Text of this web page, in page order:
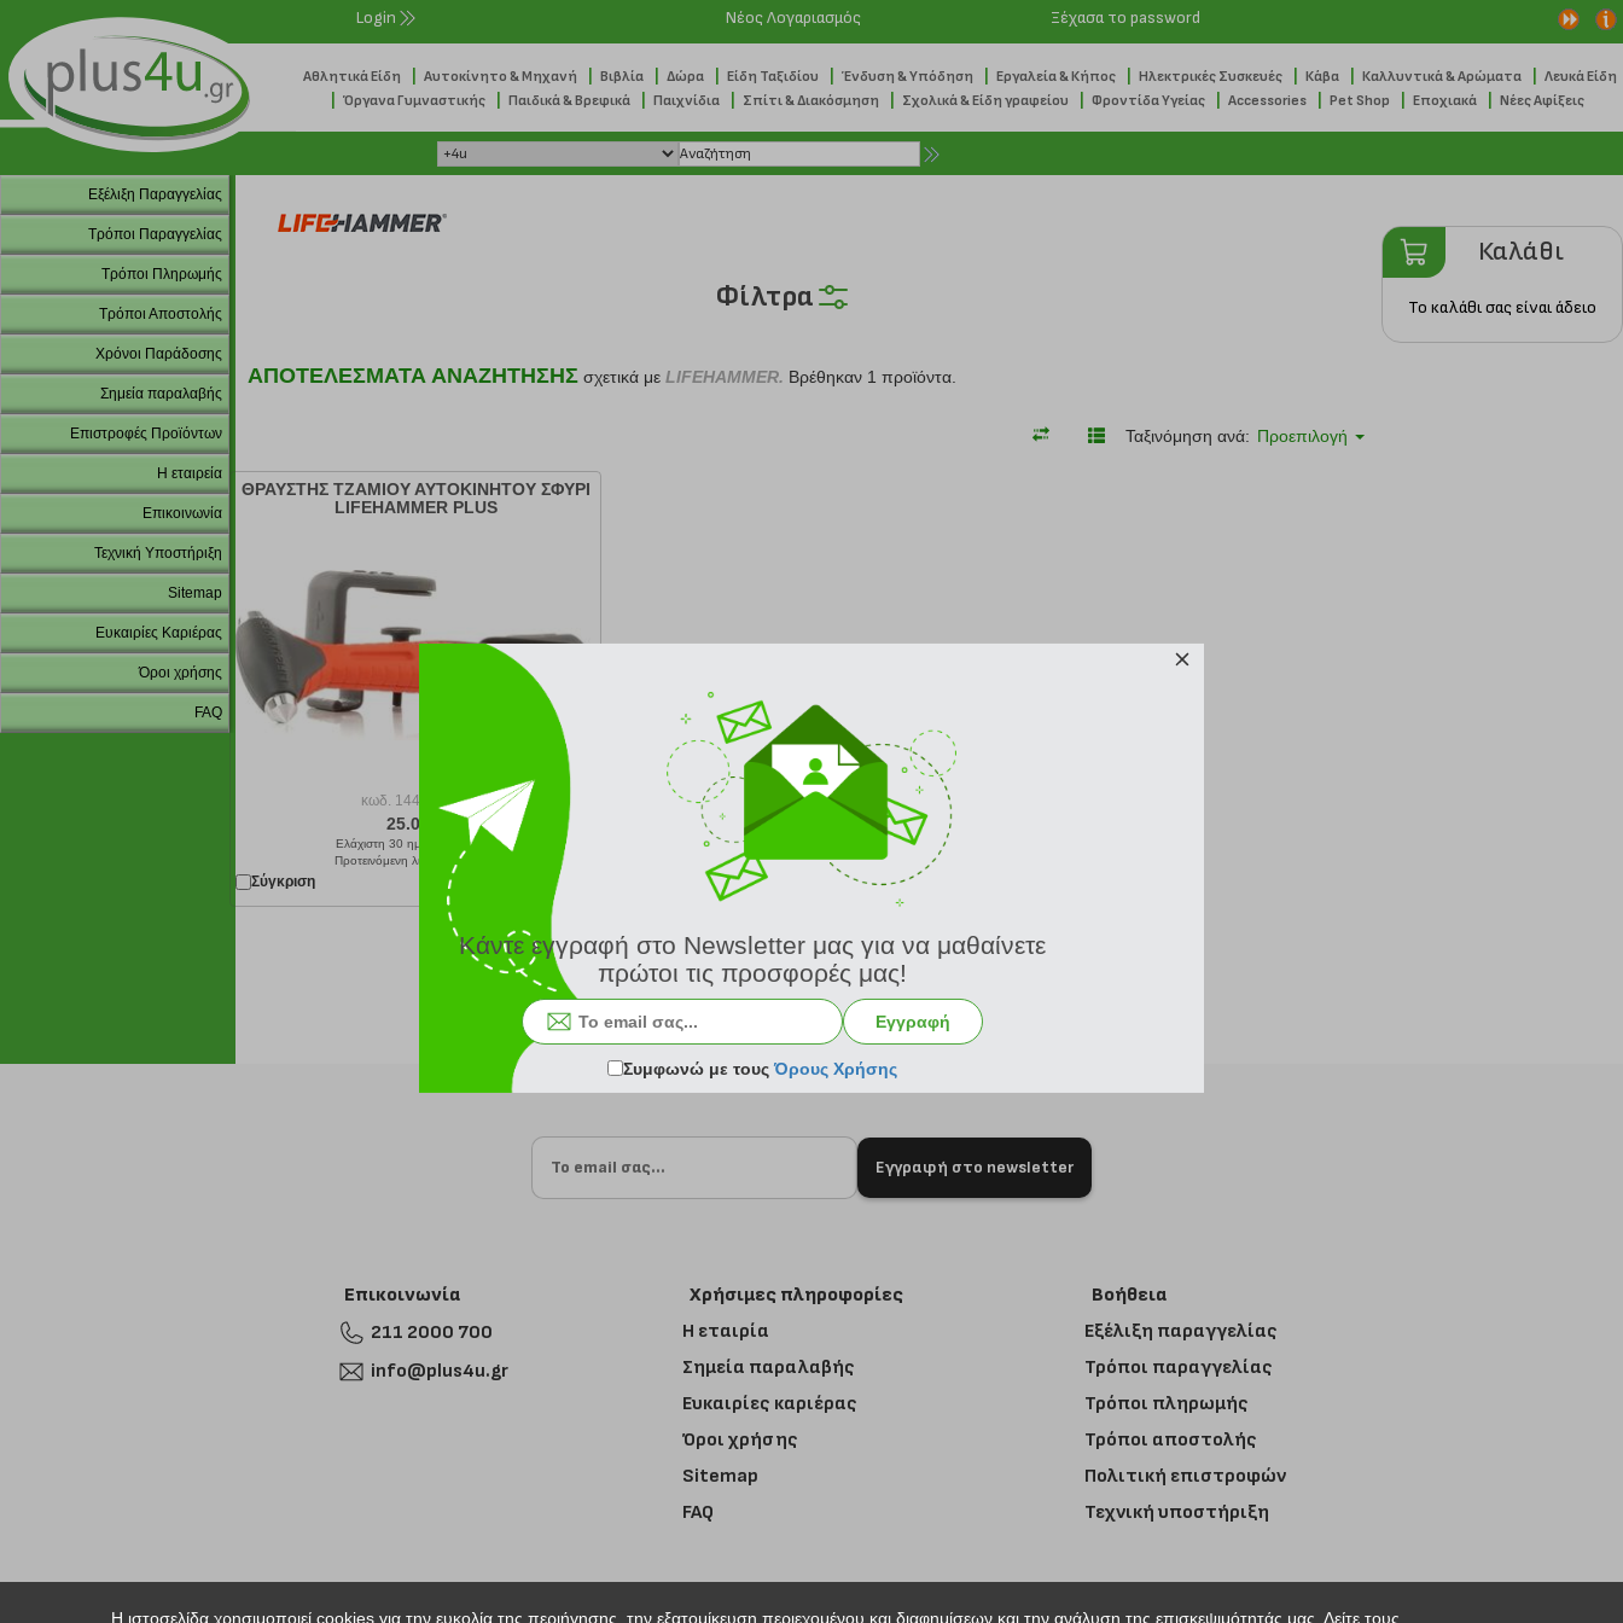
Login Νέος Λογαριασμός Ξέχασα το password
Αθλητικά Είδη Αυτοκίνητο & Μηχανή Βιβλία Δώρα Είδη Ταξιδίου Ένδυση & Υπόδηση Εργαλεία & Κήπος Ηλεκτρικές Συσκευές Κάβα Καλλυντικά & Αρώματα Λευκά Είδη
Όργανα Γυμναστικής Παιδικά & Βρεφικά Παιχνίδια Σπίτι & Διακόσμηση Σχολικά & Είδη γραφείου Φροντίδα Υγείας Accessories Pet Shop Εποχιακά Νέες Αφίξεις
Εξέλιξη Παραγγελίας
Τρόποι Παραγγελίας
Τρόποι Πληρωμής
Τρόποι Αποστολής
Χρόνοι Παράδοσης
Σημεία παραλαβής
Επιστροφές Προϊόντων
Η εταιρεία
Επικοινωνία
Τεχνική Υποστήριξη
Sitemap
Ευκαιρίες Καριέρας
Όροι χρήσης
FAQ
Φίλτρα
ΑΠΟΤΕΛΕΣΜΑΤΑ ΑΝΑΖΗΤΗΣΗΣ σχετικά με LIFEHAMMER. Βρέθηκαν 1 προϊόντα.
Ταξινόμηση ανά: Προεπιλογή
ΘΡΑΥΣΤΗΣ ΤΖΑΜΙΟΥ ΑΥΤΟΚΙΝΗΤΟΥ ΣΦΥΡΙ
LIFEHAMMER PLUS
κωδ. 144097618
25.00 €
Ελάχιστη 30 ημερών 25.00 €
Προτεινόμενη λιανική 25.00 €
Σύγκριση Παράδοση σε 4-6 μέρες
Καλάθι
Το καλάθι σας είναι άδειο
Εγγραφή στο newsletter
Επικοινωνία
211 2000 700
info@plus4u.gr
Χρήσιμες πληροφορίες
Η εταιρία
Σημεία παραλαβής
Ευκαιρίες καριέρας
Όροι χρήσης
Sitemap
FAQ
Βοήθεια
Εξέλιξη παραγγελίας
Τρόποι παραγγελίας
Τρόποι πληρωμής
Τρόποι αποστολής
Πολιτική επιστροφών
Τεχνική υποστήριξη
Κάντε εγγραφή στο Newsletter μας για να μαθαίνετε
πρώτοι τις προσφορές μας!
Εγγραφή
Συμφωνώ με τουςΌρους Χρήσης
Η ιστοσελίδα χρησιμοποιεί cookies για την ευκολία της περιήγησης, την εξατομίκευση περιεχομένου και διαφημίσεων και την ανάλυση της επισκεψιμότητάς μας. Δείτε τους